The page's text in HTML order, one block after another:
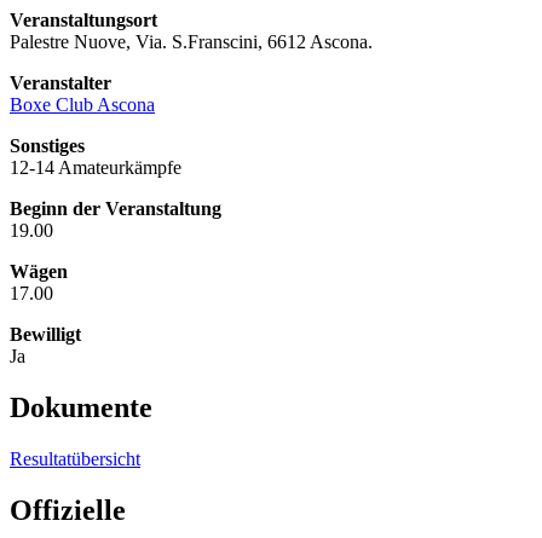
Veranstaltungsort
Palestre Nuove, Via. S.Franscini, 6612 Ascona.
Veranstalter
Boxe Club Ascona
Sonstiges
12-14 Amateurkämpfe
Beginn der Veranstaltung
19.00
Wägen
17.00
Bewilligt
Ja
Dokumente
Resultatübersicht
Offizielle